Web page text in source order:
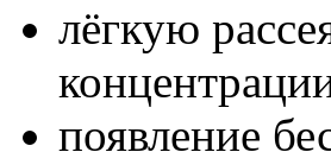
лёгкую
появление